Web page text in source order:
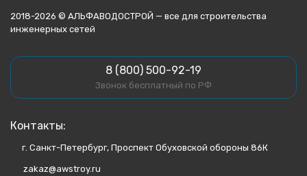
2018-2026 © АЛЬФАВОДОСТРОЙ — все для строительства
инженерных сетей
8 (800) 500-92-19
Звонок бесплатный по РФ
Контакты:
г. Санкт-Петербург, Проспект Обуховской обороны 86К
zakaz@awstroy.ru